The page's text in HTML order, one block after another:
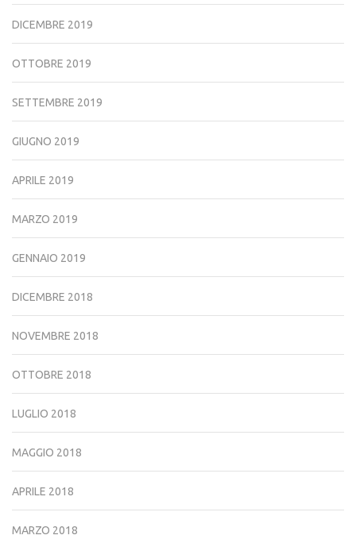
DICEMBRE 2019
OTTOBRE 2019
SETTEMBRE 2019
GIUGNO 2019
APRILE 2019
MARZO 2019
GENNAIO 2019
DICEMBRE 2018
NOVEMBRE 2018
OTTOBRE 2018
LUGLIO 2018
MAGGIO 2018
APRILE 2018
MARZO 2018